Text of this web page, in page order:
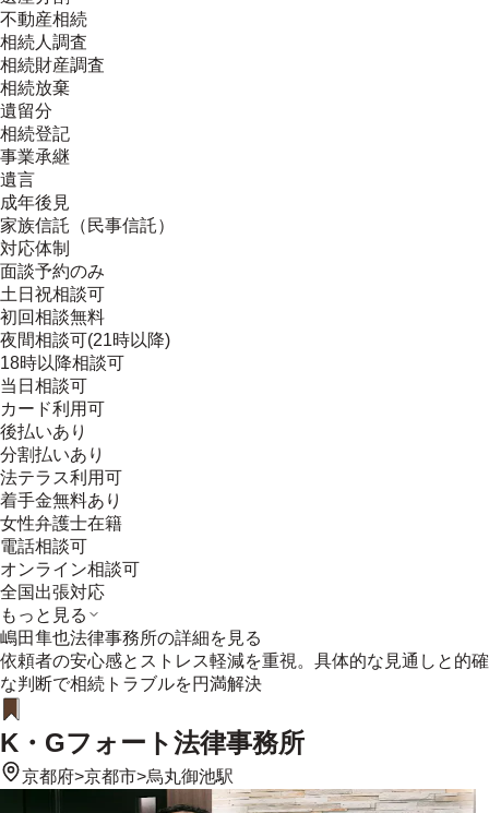
不動産相続
相続人調査
相続財産調査
相続放棄
遺留分
相続登記
事業承継
遺言
成年後見
家族信託（民事信託）
対応体制
面談予約のみ
土日祝相談可
初回相談無料
夜間相談可(21時以降)
18時以降相談可
当日相談可
カード利用可
後払いあり
分割払いあり
法テラス利用可
着手金無料あり
女性弁護士在籍
電話相談可
オンライン相談可
全国出張対応
もっと見る
嶋田隼也法律事務所の詳細を見る
依頼者の安心感とストレス軽減を重視。具体的な見通しと的確
な判断で相続トラブルを円満解決
K・Gフォート法律事務所
京都府>京都市>烏丸御池駅